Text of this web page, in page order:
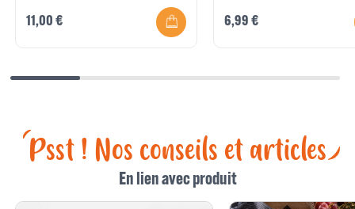
11,00 € 6,99 €
Psst ! Nos conseils et articles
En lien avec produit